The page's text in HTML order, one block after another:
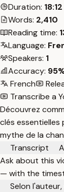
Duration: 18:12
Words: 2,410
Reading time:
Language:
Speakers: 1
Accuracy:
French
Transcribe a
Découvrez
clés essentielles
mythe de la
Transcript
Ask about this
— with the
Selon